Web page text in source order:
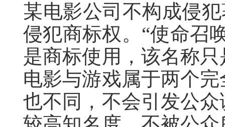
某电影公司不构成侵
侵犯商标权。“使命召
是商标使用，该名称
电影与游戏属于两个
也不同，不会引发公